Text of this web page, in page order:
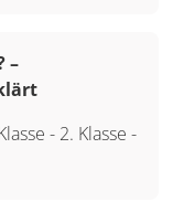
–
- 2. Klasse -